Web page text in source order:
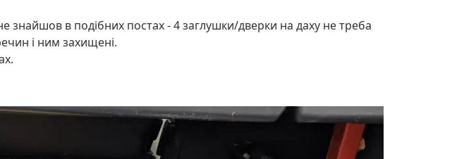
в подібних постах - 4 заглушки/дверки на даху не треба
і ним захищені.